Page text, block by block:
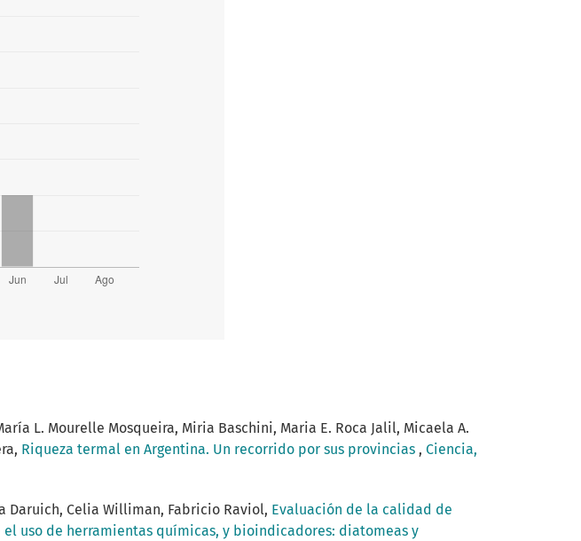
L. Mourelle Mosqueira, Miria Baschini, Maria E. Roca Jalil, Micaela A.
Riqueza termal en Argentina. Un recorrido por sus provincias , Ciencia,
Daruich, Celia Williman, Fabricio Raviol, Evaluación de la calidad de
uso de herramientas químicas, y bioindicadores: diatomeas y